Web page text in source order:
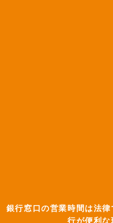
銀行窓口の営業時間は法
行が便利